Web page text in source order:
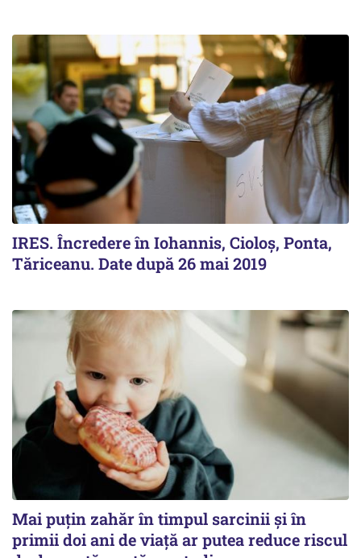
IRES. Încredere în Iohannis, Cioloș, Ponta,
Tăriceanu. Date după 26 mai 2019
Mai puțin zahăr în timpul sarcinii și în
primii doi ani de viață ar putea reduce riscul